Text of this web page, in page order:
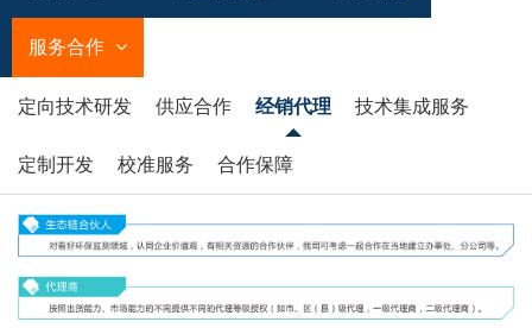
服务合作
定向技术研发 供应合作 经销代理 技术集成服务
定制开发 校准服务 合作保障